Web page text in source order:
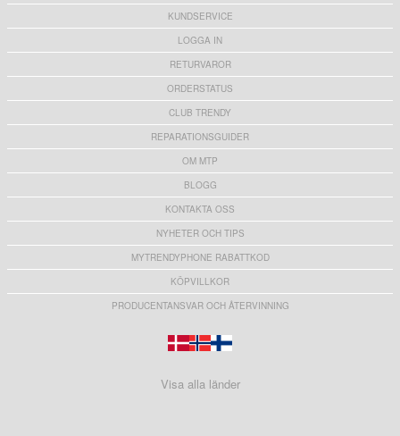
KUNDSERVICE
LOGGA IN
RETURVAROR
ORDERSTATUS
CLUB TRENDY
REPARATIONSGUIDER
OM MTP
BLOGG
KONTAKTA OSS
NYHETER OCH TIPS
MYTRENDYPHONE RABATTKOD
KÖPVILLKOR
PRODUCENTANSVAR OCH ÅTERVINNING
Visa alla länder